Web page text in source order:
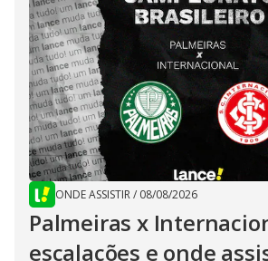
ONDE ASSISTIR/ 08/08/2026
Palmeiras x
escalações e onde